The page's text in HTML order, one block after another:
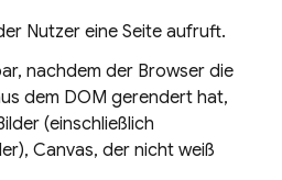
Nutzer eine Seite aufruft.
nachdem der Browser die
dem DOM gerendert hat,
(einschließlich
Canvas, der nicht weiß